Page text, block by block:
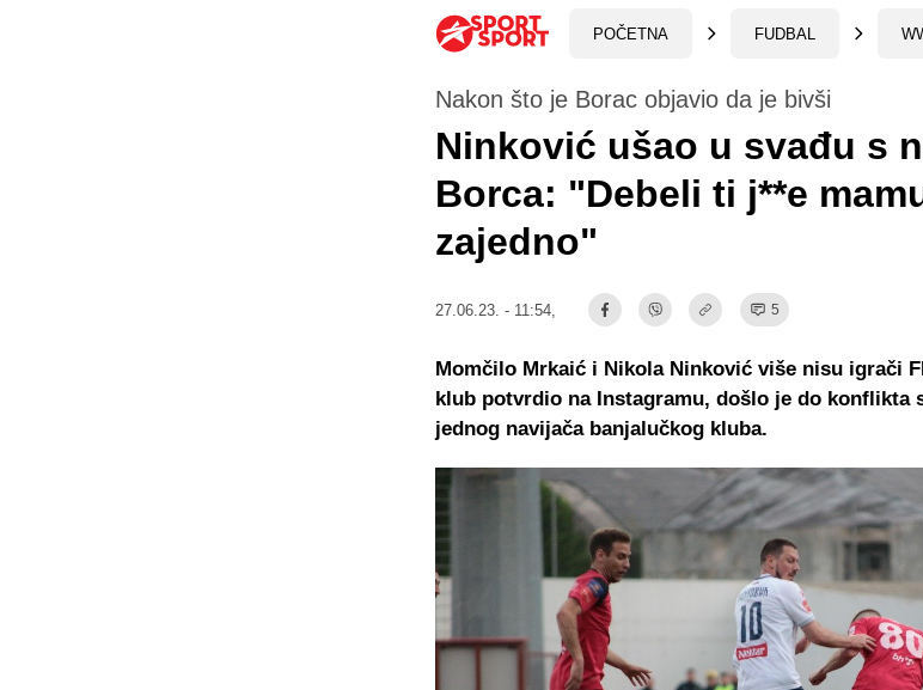
POČETNA FUDBAL
Nakon što je Borac objavio da je bivši
Ninković ušao u svađu s
Borca: "Debeli ti j**e
zajedno"
27.06.23. - 11:54, 5
Momčilo Mrkaić i Nikola Ninković više nisu igrači
klub potvrdio na Instagramu, došlo je do konflikta
jednog navijača banjalučkog kluba.